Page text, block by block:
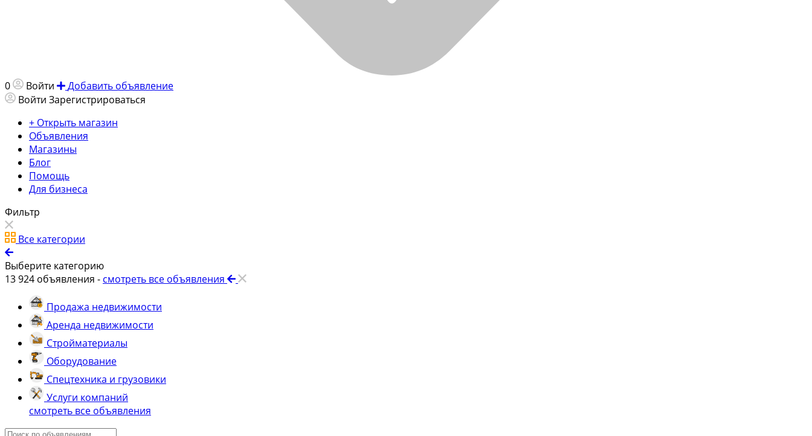
0 Войти
Добавить объявление
Войти Зарегистрироваться
+ Открыть магазин
Объявления
Магазины
Блог
Помощь
Для бизнеса
Фильтр
Все категории
Выберите категорию
13 924 объявления - смотреть все объявления
Продажа недвижимости
Аренда недвижимости
Стройматериалы
Оборудование
Спецтехника и грузовики
Услуги компаний
смотреть все объявления